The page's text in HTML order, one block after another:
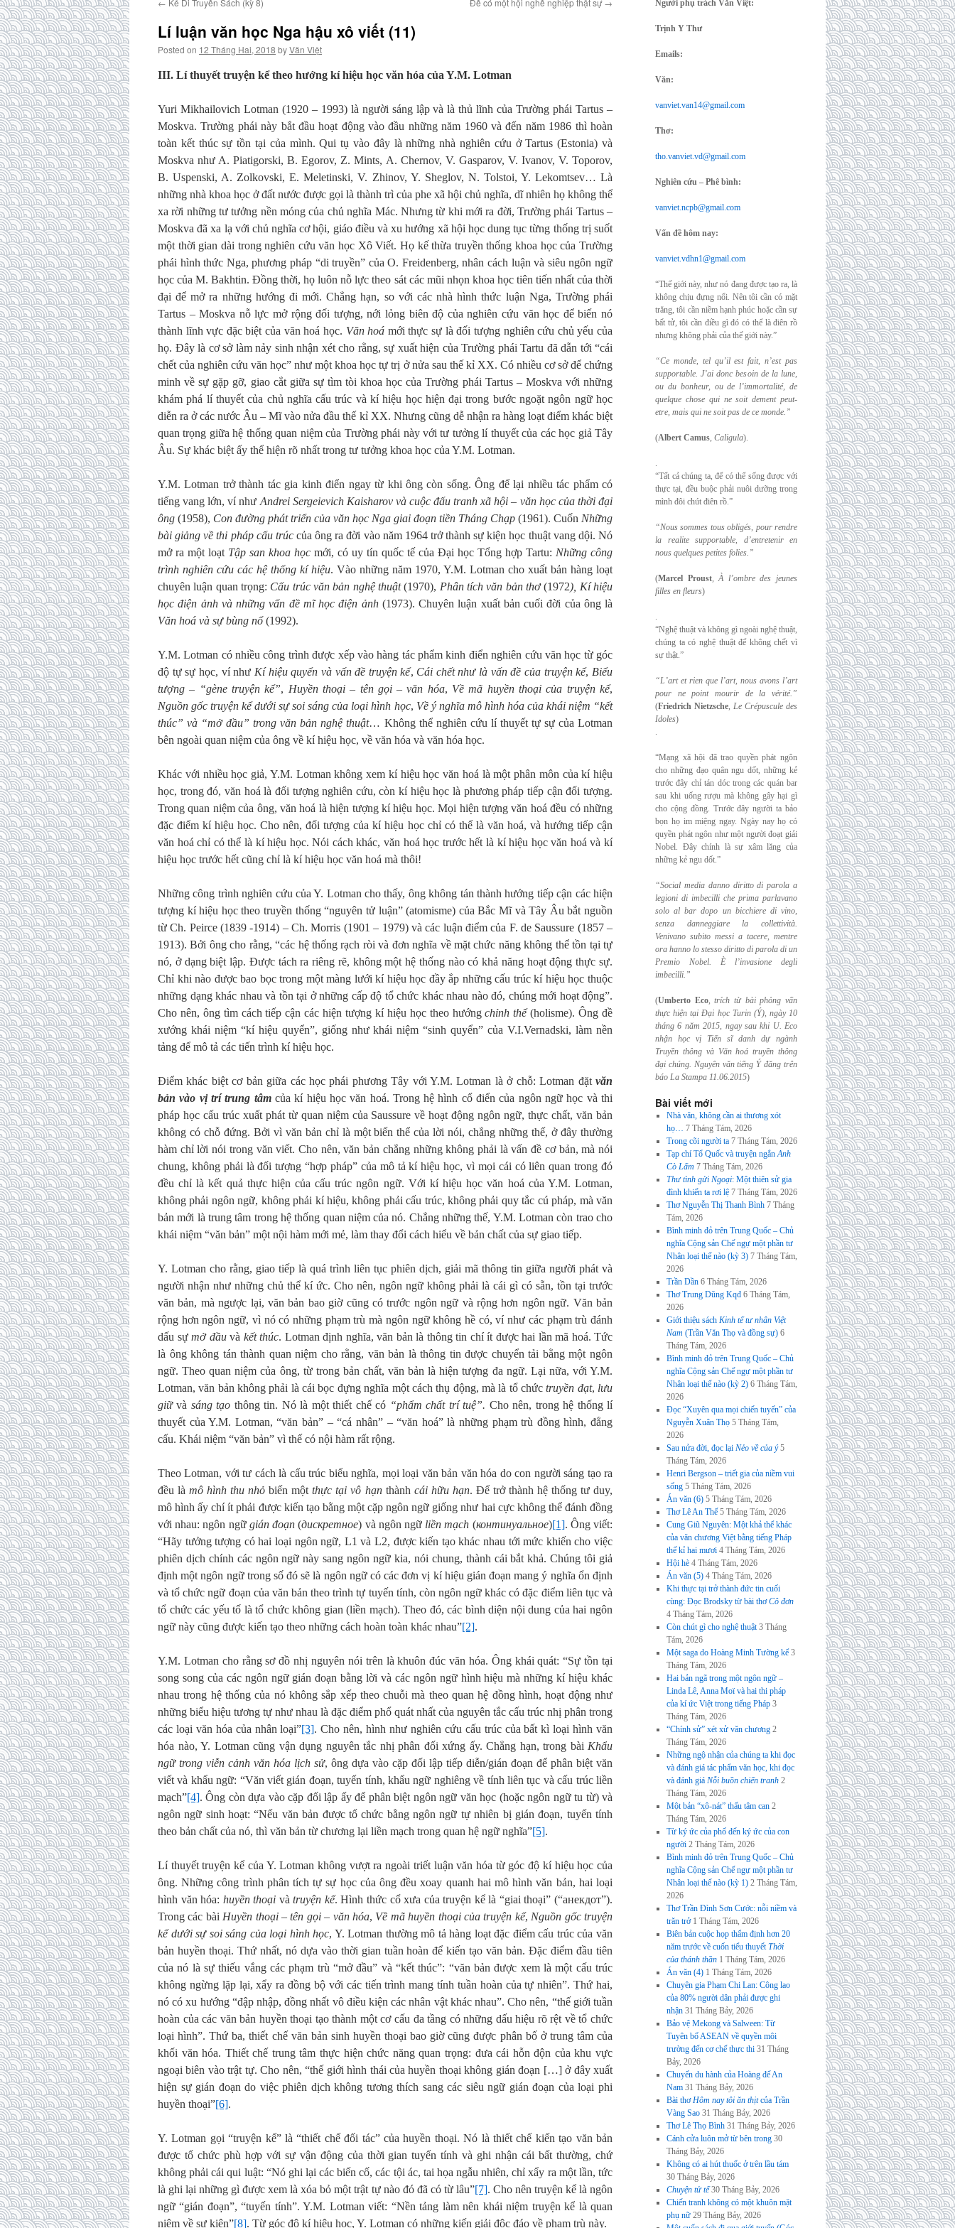
← Kẻ Di Truyền Sách (kỳ 8) Để có một hội nghề nghiệp thật sự→
Lí luận văn học Nga hậu xô viết (11)
Posted on 12 Tháng Hai, 2018 byVăn Việt
III. Lí thuyết truyện kể theo hướng kí hiệu học văn hóa của Y.M. Lotman
Yuri Mikhailovich Lotman (1920 – 1993) là người sáng lập và là thủ lĩnh của Trường phái Tartus –
Moskva. Trường phái này bắt đầu hoạt động vào đầu những năm 1960 và đến năm 1986 thì hoàn
toàn kết thúc sự tồn tại của mình. Qui tụ vào đây là những nhà nghiên cứu ở Tartus (Estonia) và
Moskva như A. Piatigorski, B. Egorov, Z. Mints, A. Chernov, V. Gasparov, V. Ivanov, V. Toporov,
B. Uspenski, A. Zolkovski, E. Meletinski, V. Zhinov, Y. Sheglov, N. Tolstoi, Y. Lekomtsev… Là
những nhà khoa học ở đất nước được gọi là thành trì của phe xã hội chủ nghĩa, dĩ nhiên họ không thể
xa rời những tư tưởng nền móng của chủ nghĩa Mác. Nhưng từ khi mới ra đời, Trường phái Tartus –
Moskva đã xa lạ với chủ nghĩa cơ hội, giáo điều và xu hướng xã hội học dung tục từng thống trị suốt
một thời gian dài trong nghiên cứu văn học Xô Viết. Họ kế thừa truyền thống khoa học của Trường
phái hình thức Nga, phương pháp “di truyền” của O. Freidenberg, nhân cách luận và siêu ngôn ngữ
học của M. Bakhtin. Đồng thời, họ luôn nỗ lực theo sát các mũi nhọn khoa học tiên tiến nhất của thời
đại để mở ra những hướng đi mới. Chẳng hạn, so với các nhà hình thức luận Nga, Trường phái
Tartus – Moskva nỗ lực mở rộng đối tượng, nới lỏng biên độ của nghiên cứu văn học để biến nó
thành lĩnh vực đặc biệt của văn hoá học. Văn hoá mới thực sự là đối tượng nghiên cứu chủ yếu của
họ. Đây là cơ sở làm nảy sinh nhận xét cho rằng, sự xuất hiện của Trường phái Tartu đã dẫn tới “cái
chết của nghiên cứu văn học” như một khoa học tự trị ở nửa sau thế kỉ XX. Có nhiều cơ sở để chứng
minh về sự gặp gỡ, giao cắt giữa sự tìm tòi khoa học của Trường phái Tartus – Moskva với những
khám phá lí thuyết của chủ nghĩa cấu trúc và kí hiệu học hiện đại trong bước ngoặt ngôn ngữ học
diễn ra ở các nước Âu – Mĩ vào nửa đầu thế kỉ XX. Nhưng cũng dễ nhận ra hàng loạt điểm khác biệt
quan trọng giữa hệ thống quan niệm của Trường phái này với tư tưởng lí thuyết của các học giả Tây
Âu. Sự khác biệt ấy thể hiện rõ nhất trong tư tưởng khoa học của Y.M. Lotman.
Y.M. Lotman trở thành tác gia kinh điển ngay từ khi ông còn sống. Ông để lại nhiều tác phẩm có
tiếng vang lớn, ví như Andrei Sergeievich Kaisharov và cuộc đấu tranh xã hội – văn học của thời đại
ông (1958), Con đường phát triển của văn học Nga giai đoạn tiền Tháng Chạp (1961). Cuốn Những
bài giảng về thi pháp cấu trúccủa ông ra đời vào năm 1964 trở thành sự kiện học thuật vang dội. Nó
mở ra một loạt Tập san khoa học mới, có uy tín quốc tế của Đại học Tổng hợp Tartu: Những công
trình nghiên cứu các hệ thống kí hiệu. Vào những năm 1970, Y.M. Lotman cho xuất bản hàng loạt
chuyên luận quan trọng: Cấu trúc văn bản nghệ thuật(1970), Phân tích văn bản thơ(1972), Kí hiệu
học điện ảnh và những vấn đề mĩ học điện ảnh(1973). Chuyên luận xuất bản cuối đời của ông là
Văn hoá và sự bùng nổ(1992).
Y.M. Lotman có nhiều công trình được xếp vào hàng tác phẩm kinh điển nghiên cứu văn học từ góc
độ tự sự học, ví như Kí hiệu quyển và vấn đề truyện kể, Cái chết như là vấn đề của truyện kể, Biểu
tượng – “gène truyện kể”, Huyền thoại – tên gọi – văn hóa, Về mã huyền thoại của truyện kể,
Nguồn gốc truyện kể dưới sự soi sáng của loại hình học, Về ý nghĩa mô hình hóa của khái niệm “kết
thúc” và “mở đầu” trong văn bản nghệ thuật… Không thể nghiên cứu lí thuyết tự sự của Lotman
bên ngoài quan niệm của ông về kí hiệu học, về văn hóa và văn hóa học.
Khác với nhiều học giả, Y.M. Lotman không xem kí hiệu học văn hoá là một phân môn của kí hiệu
học, trong đó, văn hoá là đối tượng nghiên cứu, còn kí hiệu học là phương pháp tiếp cận đối tượng.
Trong quan niệm của ông, văn hoá là hiện tượng kí hiệu học. Mọi hiện tượng văn hoá đều có những
đặc điểm kí hiệu học. Cho nên, đối tượng của kí hiệu học chỉ có thể là văn hoá, và hướng tiếp cận
văn hoá chỉ có thể là kí hiệu học. Nói cách khác, văn hoá học trước hết là kí hiệu học văn hoá và kí
hiệu học trước hết cũng chỉ là kí hiệu học văn hoá mà thôi!
Những công trình nghiên cứu của Y. Lotman cho thấy, ông không tán thành hướng tiếp cận các hiện
tượng kí hiệu học theo truyền thống “nguyên tử luận” (atomisme) của Bắc Mĩ và Tây Âu bắt nguồn
từ Ch. Peirce (1839 -1914) – Ch. Morris (1901 – 1979) và các luận điểm của F. de Saussure (1857 –
1913). Bởi ông cho rằng, “các hệ thống rạch ròi và đơn nghĩa về mặt chức năng không thể tồn tại tự
nó, ở dạng biệt lập. Được tách ra riêng rẽ, không một hệ thống nào có khả năng hoạt động thực sự.
Chỉ khi nào được bao bọc trong một màng lưới kí hiệu học đầy ắp những cấu trúc kí hiệu học thuộc
những dạng khác nhau và tồn tại ở những cấp độ tổ chức khác nhau nào đó, chúng mới hoạt động”.
Cho nên, ông tìm cách tiếp cận các hiện tượng kí hiệu học theo hướngchỉnh thể(holisme). Ông đề
xướng khái niệm “kí hiệu quyển”, giống như khái niệm “sinh quyển” của V.I.Vernadski, làm nền
tảng để mô tả các tiến trình kí hiệu học.
Điểm khác biệt cơ bản giữa các học phái phương Tây với Y.M. Lotman là ở chỗ: Lotman đặtvăn
bản vào vị trí trung tâmcủa kí hiệu học văn hoá. Trong hệ hình cổ điển của ngôn ngữ học và thi
pháp học cấu trúc xuất phát từ quan niệm của Saussure về hoạt động ngôn ngữ, thực chất, văn bản
không có chỗ đứng. Bởi vì văn bản chỉ là một biến thể của lời nói, chẳng những thế, ở đây thường
hàm chỉ lời nói trong văn viết. Cho nên, văn bản chẳng những không phải là vấn đề cơ bản, mà nói
chung, không phải là đối tượng “hợp pháp” của mô tả kí hiệu học, vì mọi cái có liên quan trong đó
đều chỉ là kết quả thực hiện của cấu trúc ngôn ngữ. Với kí hiệu học văn hoá của Y.M. Lotman,
không phải ngôn ngữ, không phải kí hiệu, không phải cấu trúc, không phải quy tắc cú pháp, mà văn
bản mới là trung tâm trong hệ thống quan niệm của nó. Chẳng những thế, Y.M. Lotman còn trao cho
khái niệm “văn bản” một nội hàm mới mẻ, làm thay đổi cách hiểu về bản chất của sự giao tiếp.
Y. Lotman cho rằng, giao tiếp là quá trình liên tục phiên dịch, giải mã thông tin giữa người phát và
người nhận như những chủ thể kí ức. Cho nên, ngôn ngữ không phải là cái gì có sẵn, tồn tại trước
văn bản, mà ngược lại, văn bản bao giờ cũng có trước ngôn ngữ và rộng hơn ngôn ngữ. Văn bản
rộng hơn ngôn ngữ, vì nó có những phạm trù mà ngôn ngữ không hề có, ví như các phạm trù đánh
dấu sự mở đầuvà kết thúc. Lotman định nghĩa, văn bản là thông tin chí ít được hai lần mã hoá. Tức
là ông không tán thành quan niệm cho rằng, văn bản là thông tin được chuyển tải bằng một ngôn
ngữ. Theo quan niệm của ông, từ trong bản chất, văn bản là hiện tượng đa ngữ. Lại nữa, với Y.M.
Lotman, văn bản không phải là cái bọc đựng nghĩa một cách thụ động, mà là tổ chứctruyền đạt, lưu
giữvà sáng tạo thông tin. Nó là một thiết chế có “phẩm chất trí tuệ”. Cho nên, trong hệ thống lí
thuyết của Y.M. Lotman, “văn bản” – “cá nhân” – “văn hoá” là những phạm trù đồng hình, đẳng
cấu. Khái niệm “văn bản” vì thế có nội hàm rất rộng.
Theo Lotman, với tư cách là cấu trúc biểu nghĩa, mọi loại văn bản văn hóa do con người sáng tạo ra
đều làmô hình thu nhỏ biến mộtthực tại vô hạnthành cái hữu hạn. Để trở thành hệ thống tư duy,
mô hình ấy chí ít phải được kiến tạo bằng một cặp ngôn ngữ giống như hai cực không thể đánh đồng
với nhau: ngôn ngữ gián đoạn (дискретное) và ngôn ngữ liền mạch (континуальное)[1]. Ông viết:
“Hãy tưởng tượng có hai loại ngôn ngữ, L1 và L2, được kiến tạo khác nhau tới mức khiến cho việc
phiên dịch chính các ngôn ngữ này sang ngôn ngữ kia, nói chung, thành cái bắt khả. Chúng tôi giả
định một ngôn ngữ trong số đó sẽ là ngôn ngữ có các đơn vị kí hiệu gián đoạn mang ý nghĩa ổn định
và tổ chức ngữ đoạn của văn bản theo trình tự tuyến tính, còn ngôn ngữ khác có đặc điểm liên tục và
tổ chức các yếu tố là tổ chức không gian (liền mạch). Theo đó, các bình diện nội dung của hai ngôn
ngữ này cũng được kiến tạo theo những cách hoàn toàn khác nhau”[2].
Y.M. Lotman cho rằng sơ đồ nhị nguyên nói trên là khuôn đúc văn hóa. Ông khái quát: “Sự tồn tại
song song của các ngôn ngữ gián đoạn bằng lời và các ngôn ngữ hình hiệu mà những kí hiệu khác
nhau trong hệ thống của nó không sắp xếp theo chuỗi mà theo quan hệ đồng hình, hoạt động như
những biểu hiệu tương tự như nhau là đặc điểm phổ quát nhất của nguyên tắc cấu trúc nhị phân trong
các loại văn hóa của nhân loại”[3]. Cho nên, hình như nghiên cứu cấu trúc của bất kì loại hình văn
hóa nào, Y. Lotman cũng vận dụng nguyên tắc nhị phân đối xứng ấy. Chẳng hạn, trong bài Khẩu
ngữ trong viễn cảnh văn hóa lịch sử, ông dựa vào cặp đối lập tiếp diễn/gián đoạn để phân biệt văn
viết và khẩu ngữ: “Văn viết gián đoạn, tuyến tính, khẩu ngữ nghiêng về tính liên tục và cấu trúc liền
mạch”[4]. Ông còn dựa vào cặp đối lập ấy để phân biệt ngôn ngữ văn học (hoặc ngôn ngữ tu từ) và
ngôn ngữ sinh hoạt: “Nếu văn bản được tổ chức bằng ngôn ngữ tự nhiên bị gián đoạn, tuyến tính
theo bản chất của nó, thì văn bản từ chương lại liền mạch trong quan hệ ngữ nghĩa”[5].
Lí thuyết truyện kể của Y. Lotman không vượt ra ngoài triết luận văn hóa từ góc độ kí hiệu học của
ông. Những công trình phân tích tự sự học của ông đều xoay quanh hai mô hình văn bản, hai loại
hình văn hóa: huyền thoại vàtruyện kể. Hình thức cổ xưa của truyện kể là “giai thoại” (“анекдот”).
Trong các bài Huyền thoại – tên gọi – văn hóa, Về mã huyền thoại của truyện kể, Nguồn gốc truyện
kể dưới sự soi sáng của loại hình học, Y. Lotman thường mô tả hàng loạt đặc điểm cấu trúc của văn
bản huyền thoại. Thứ nhất, nó dựa vào thời gian tuần hoàn để kiến tạo văn bản. Đặc điểm đầu tiên
của nó là sự thiếu vắng các phạm trù “mở đầu” và “kết thúc”: “văn bản được xem là một cấu trúc
không ngừng lặp lại, xẩy ra đồng bộ với các tiến trình mang tính tuần hoàn của tự nhiên”. Thứ hai,
nó có xu hướng “đập nhập, đồng nhất vô điều kiện các nhân vật khác nhau”. Cho nên, “thế giới tuần
hoàn của các văn bản huyền thoại tạo thành một cơ cấu đa tầng có những dấu hiệu rõ rệt về tổ chức
loại hình”. Thứ ba, thiết chế văn bản sinh huyền thoại bao giờ cũng được phân bố ở trung tâm của
khối văn hóa. Thiết chế trung tâm thực hiện chức năng quan trọng: đưa cái hỗn độn của khu vực
ngoại biên vào trật tự. Cho nên, “thế giới hình thái của huyền thoại không gián đoạn […] ở đây xuất
hiện sự gián đoạn do việc phiên dịch không tương thích sang các siêu ngữ gián đoạn của loại phi
huyền thoại”[6].
Y. Lotman gọi “truyện kể” là “thiết chế đối tác” của huyền thoại. Nó là thiết chế kiến tạo văn bản
được tổ chức phù hợp với sự vận động của thời gian tuyến tính và ghi nhận cái bất thường, chứ
không phải cái qui luật: “Nó ghi lại các biến cố, các tội ác, tai họa ngẫu nhiên, chỉ xẩy ra một lần, tức
là ghi lại những gì được xem là xóa bỏ một trật tự nào đó đã có từ lâu”[7]. Cho nên truyện kể là ngôn
ngữ “gián đoạn”, “tuyến tính”. Y.M. Lotman viết: “Nền tảng làm nên khái niệm truyện kể là quan
niệm về sự kiện”[8]. Từ góc độ kí hiệu học, Y. Lotman có những kiến giải độc đáo về phạm trù này.
Người phụ trách Văn Việt:
Trịnh Y Thư
Emails:
Văn:
vanviet.van14@gmail.com
Thơ:
tho.vanviet.vd@gmail.com
Nghiên cứu – Phê bình:
vanviet.ncpb@gmail.com
Vấn đề hôm nay:
vanviet.vdhn1@gmail.com
“Thế giới này, như nó đang được tạo ra, là
không chịu đựng nổi. Nên tôi cần có mặt
trăng, tôi cần niềm hạnh phúc hoặc cần sự
bất tử, tôi cần điều gì đó có thể là điên rồ
nhưng không phải của thế giới này.”
“Ce monde, tel qu’il est fait, n’est pas
supportable. J’ai donc besoin de la lune,
ou du bonheur, ou de l’immortalité, de
quelque chose qui ne soit dement peut-
etre, mais qui ne soit pas de ce monde.”
(Albert Camus, Caligula).
.
“Tất cả chúng ta, để có thể sống được với
thực tại, đều buộc phải nuôi dưỡng trong
mình đôi chút điên rồ.”
“Nous sommes tous obligés, pour rendre
la realite supportable, d’entretenir en
nous quelques petites folies.”
(Marcel Proust,À l’ombre des jeunes
filles en fleurs)
.
“Nghệ thuật và không gì ngoài nghệ thuật,
chúng ta có nghệ thuật để không chết vì
sự thật.”
“L’art et rien que l’art, nous avons l’art
pour ne point mourir de la vérité.”
(Friedrich Nietzsche, Le Crépuscule des
Idoles)
.
“Mạng xã hội đã trao quyền phát ngôn
cho những đạo quân ngu dốt, những kẻ
trước đây chỉ tán dóc trong các quán bar
sau khi uống rượu mà không gây hại gì
cho cộng đồng. Trước đây người ta bảo
bọn họ im miệng ngay. Ngày nay họ có
quyền phát ngôn như một người đoạt giải
Nobel. Đây chính là sự xâm lăng của
những kẻ ngu dốt.”
“Social media danno diritto di parola a
legioni di imbecilli che prima parlavano
solo albar dopo un bicchiere di vino,
senza danneggiare la collettività.
Venivano subito messi a tacere, mentre
ora hanno lo stesso diritto di parola di un
Premio Nobel. È l’invasione degli
imbecilli.”
(Umberto Eco,trích từ bài phỏng vấn
thực hiện tại Đại học Turin (Ý), ngày 10
tháng 6 năm 2015, ngay sau khi U. Eco
nhận học vị Tiến sĩ danh dự ngành
Truyền thông và Văn hoá truyền thông
đại chúng. Nguyên văn tiếng Ý đăng trên
báo La Stampa 11.06.2015)
Bài viết mới
Nhà văn, không cần ai thương xót
họ… 7 Tháng Tám, 2026
Trong cõi người ta 7 Tháng Tám, 2026
Tạp chí Tổ Quốc và truyện ngắnAnh
Cò Lấm 7 Tháng Tám, 2026
Thư tình gửi Ngoại: Một thiên sử gia
đình khiến ta rơi lệ 7 Tháng Tám, 2026
Thơ Nguyễn Thị Thanh Bình 7 Tháng
Tám, 2026
Bình minh đỏ trên Trung Quốc – Chủ
nghĩa Cộng sản Chế ngự một phần tư
Nhân loại thế nào (kỳ 3) 7 Tháng Tám,
2026
Trần Dần 6 Tháng Tám, 2026
Thơ Trung Dũng Kqđ 6 Tháng Tám,
2026
Giới thiệu sách Kinh tế tư nhân Việt
Nam (Trần Văn Thọ và đồng sự) 6
Tháng Tám, 2026
Bình minh đỏ trên Trung Quốc – Chủ
nghĩa Cộng sản Chế ngự một phần tư
Nhân loại thế nào (kỳ 2) 6 Tháng Tám,
2026
Đọc “Xuyên qua mọi chiến tuyến” của
Nguyễn Xuân Thọ 5 Tháng Tám,
2026
Sau nửa đời, đọc lại Nẻo về của ý 5
Tháng Tám, 2026
Henri Bergson – triết gia của niềm vui
sống 5 Tháng Tám, 2026
Án văn (6) 5 Tháng Tám, 2026
Thơ Lê An Thế 5 Tháng Tám, 2026
Cung Giũ Nguyên: Một khả thể khác
của văn chương Việt bằng tiếng Pháp
thế kỉ hai mươi 4 Tháng Tám, 2026
Hội hè 4 Tháng Tám, 2026
Án văn (5) 4 Tháng Tám, 2026
Khi thực tại trở thành đức tin cuối
cùng: Đọc Brodsky từ bài thơCô đơn
4 Tháng Tám, 2026
Còn chút gì cho nghệ thuật 3 Tháng
Tám, 2026
Một saga do Hoàng Minh Tường kể 3
Tháng Tám, 2026
Hai bản ngã trong một ngôn ngữ –
Linda Lê, Anna Moï và hai thi pháp
của kí ức Việt trong tiếng Pháp 3
Tháng Tám, 2026
“Chính sử” xét xử văn chương 2
Tháng Tám, 2026
Những ngộ nhận của chúng ta khi đọc
và đánh giá tác phẩm văn học, khi đọc
và đánh giá Nỗi buồn chiến tranh 2
Tháng Tám, 2026
Một bản “xô-nát” thấu tâm can 2
Tháng Tám, 2026
Từ ký ức của phố đến ký ức của con
người 2 Tháng Tám, 2026
Bình minh đỏ trên Trung Quốc – Chủ
nghĩa Cộng sản Chế ngự một phần tư
Nhân loại thế nào (kỳ 1) 2 Tháng Tám,
2026
Thơ Trần Đình Sơn Cước: nỗi niềm và
trăn trở 1 Tháng Tám, 2026
Biên bản cuộc họp thẩm định hơn 20
năm trước về cuốn tiểu thuyếtThời
của thánh thần 1 Tháng Tám, 2026
Án văn (4) 1 Tháng Tám, 2026
Chuyên gia Phạm Chi Lan: Công lao
của 80% người dân phải được ghi
nhận 31 Tháng Bảy, 2026
Bảo vệ Mekong và Salween: Từ
Tuyên bố ASEAN về quyền môi
trường đến cơ chế thực thi 31 Tháng
Bảy, 2026
Chuyến du hành của Hoàng đế An
Nam 31 Tháng Bảy, 2026
Bài thơHôm nay tôi ăn thịtcủa Trần
Vàng Sao 31 Tháng Bảy, 2026
Thơ Lê Thọ Bình 31 Tháng Bảy, 2026
Cánh cửa luôn mở từ bên trong 30
Tháng Bảy, 2026
Không có ai hút thuốc ở trên lầu tám
30 Tháng Bảy, 2026
Chuyện tử tế 30 Tháng Bảy, 2026
Chiến tranh không có một khuôn mặt
phụ nữ 29 Tháng Bảy, 2026